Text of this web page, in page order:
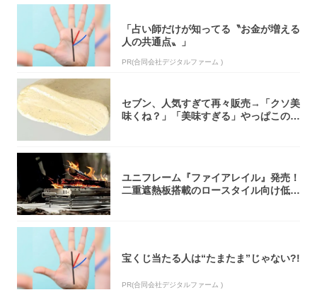
「占い師だけが知ってる〝お金が増える
人の共通点〟」
PR(合同会社デジタルファーム )
セブン、人気すぎて再々販売→「クソ美
味くね？」「美味すぎる」やっぱこのク
ユニフレーム『ファイアレイル』発売！
二重遮熱板搭載のロースタイル向け低型
宝くじ当たる人は“たまたま”じゃない?!
PR(合同会社デジタルファーム )